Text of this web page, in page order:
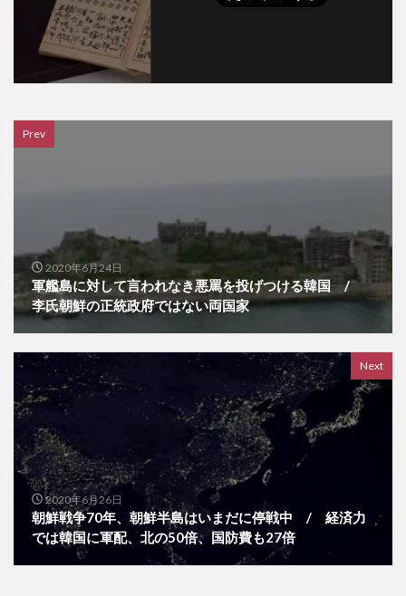
Prev
2020年6月24日
軍艦島に対して言われなき悪罵を投げつける韓国 /
李氏朝鮮の正統政府ではない両国家
Next
2020年6月26日
朝鮮戦争70年、朝鮮半島はいまだに停戦中 / 経済力
では韓国に軍配、北の50倍、国防費も27倍